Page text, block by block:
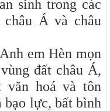
sinh trong các
Á và châu
em Hèn mọn
đất châu Á,
văn hoá và tôn
bạo lực, bất bình